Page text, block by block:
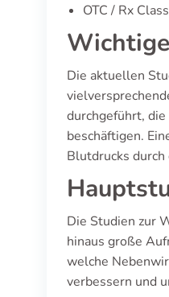
OTC / Rx
Die aktuellen
durchgeführt,
beschäftigen.
Blutdrucks
Die Studien zur
hinaus große
welche
verbessern und